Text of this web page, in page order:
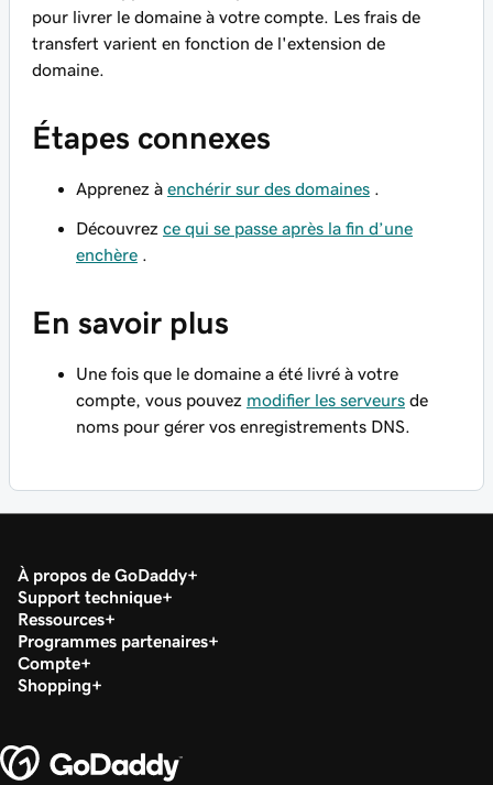
pour livrer le domaine à votre compte. Les frais de
transfert varient en fonction de l'extension de
domaine.
Étapes connexes
Apprenez à enchérir sur des domaines
Découvrez ce qui se passe après la fin d’une
enchère
En savoir plus
Une fois que le domaine a été livré à votre
compte, vous pouvez modifier les serveurs de
noms pour gérer vos enregistrements DNS.
À propos de GoDaddy
Support technique
Ressources
Programmes partenaires
Compte
Shopping